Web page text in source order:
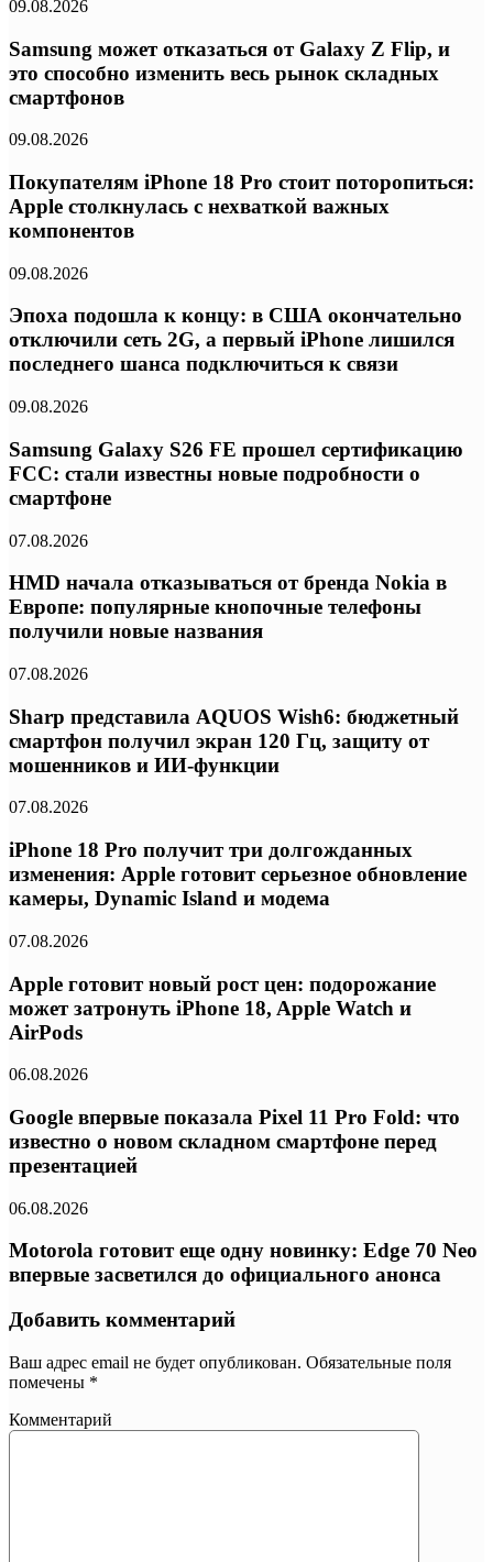
09.08.2026
Samsung может отказаться от Galaxy Z Flip, и
это способно изменить весь рынок складных
смартфонов
09.08.2026
Покупателям iPhone 18 Pro стоит поторопиться:
Apple столкнулась с нехваткой важных
компонентов
09.08.2026
Эпоха подошла к концу: в США окончательно
отключили сеть 2G, а первый iPhone лишился
последнего шанса подключиться к связи
09.08.2026
Samsung Galaxy S26 FE прошел сертификацию
FCC: стали известны новые подробности о
смартфоне
07.08.2026
HMD начала отказываться от бренда Nokia в
Европе: популярные кнопочные телефоны
получили новые названия
07.08.2026
Sharp представила AQUOS Wish6: бюджетный
смартфон получил экран 120 Гц, защиту от
мошенников и ИИ-функции
07.08.2026
iPhone 18 Pro получит три долгожданных
изменения: Apple готовит серьезное обновление
камеры, Dynamic Island и модема
07.08.2026
Apple готовит новый рост цен: подорожание
может затронуть iPhone 18, Apple Watch и
AirPods
06.08.2026
Google впервые показала Pixel 11 Pro Fold: что
известно о новом складном смартфоне перед
презентацией
06.08.2026
Motorola готовит еще одну новинку: Edge 70 Neo
впервые засветился до официального анонса
Добавить комментарий
Ваш адрес email не будет опубликован. Обязательные поля
помечены *
Комментарий